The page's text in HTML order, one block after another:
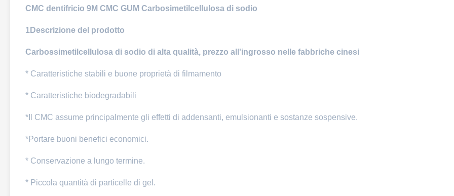
CMC dentifricio 9M CMC GUM Carbosimetilcellulosa di sodio
1Descrizione del prodotto
Carbossimetilcellulosa di sodio di alta qualità, prezzo all'ingrosso nelle fabbriche cinesi
* Caratteristiche stabili e buone proprietà di filmamento
* Caratteristiche biodegradabili
*Il CMC assume principalmente gli effetti di addensanti, emulsionanti e sostanze sospensive.
*Portare buoni benefici economici.
* Conservazione a lungo termine.
* Piccola quantità di particelle di gel.